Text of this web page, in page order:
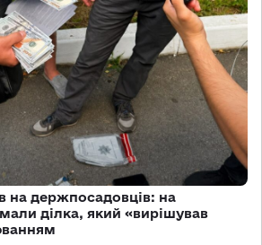
на держпосадовців: на
ділка, який «вирішував